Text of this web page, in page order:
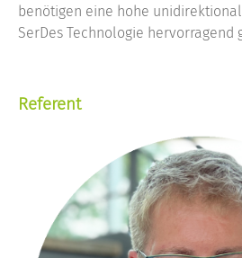
benötigen eine hohe
SerDes Technologie hervorragend
Referent